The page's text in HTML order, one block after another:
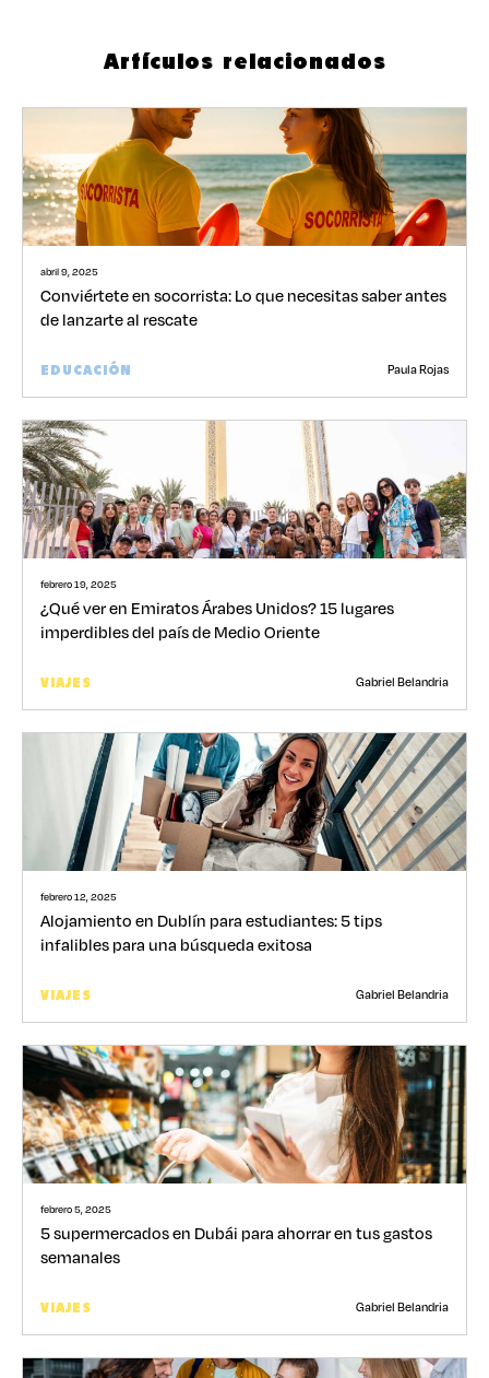
Artículos relacionados
abril 9, 2025
Conviértete en socorrista: Lo que necesitas saber antes
de lanzarte al rescate
EDUCACIÓN Paula Rojas
febrero 19, 2025
¿Qué ver en Emiratos Árabes Unidos? 15 lugares
imperdibles del país de Medio Oriente
VIAJES Gabriel Belandria
febrero 12, 2025
Alojamiento en Dublín para estudiantes: 5 tips
infalibles para una búsqueda exitosa
VIAJES Gabriel Belandria
febrero 5, 2025
5 supermercados en Dubái para ahorrar en tus gastos
semanales
VIAJES Gabriel Belandria